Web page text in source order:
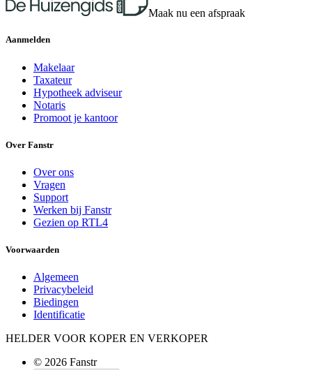
Maak nu een afspraak
Aanmelden
Makelaar
Taxateur
Hypotheek adviseur
Notaris
Promoot je kantoor
Over Fanstr
Over ons
Vragen
Support
Werken bij Fanstr
Gezien op RTL4
Voorwaarden
Algemeen
Privacybeleid
Biedingen
Identificatie
HELDER VOOR KOPER EN VERKOPER
© 2026 Fanstr